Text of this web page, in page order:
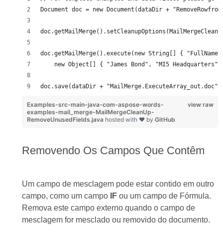
Document doc = new Document(dataDir +
doc.getMailMerge().execute(new String[] {
new Object[] { "James Bond", "MI5
doc.save(dataDir +
view raw
Examples-src-main-java-com-aspose-words-
examples-mail_merge-MailMergeCleanUp-
RemoveUnusedFields.java hosted with ❤ by GitHub
Removendo Os Campos Que Contêm
Um campo de mesclagem pode estar contido em outro
campo, como um campo
IFou um campo de Fórmula.
Remova este campo externo quando o campo de
mesclagem for mesclado ou removido do documento.